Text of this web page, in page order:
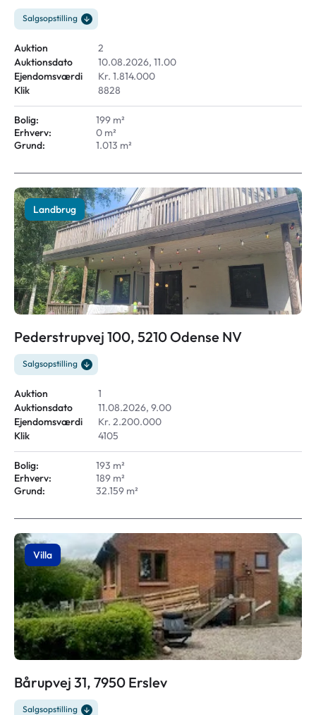
Salgsopstilling
Auktion
2
Auktionsdato
10.08.2026, 11.00
Ejendomsværdi
Kr. 1.814.000
Klik
8828
Bolig:
199 m²
Erhverv:
0 m²
Grund:
1.013 m²
Landbrug
Pederstrupvej 100, 5210 Odense NV
Salgsopstilling
Auktion
1
Auktionsdato
11.08.2026, 9.00
Ejendomsværdi
Kr. 2.200.000
Klik
4105
Bolig:
193 m²
Erhverv:
189 m²
Grund:
32.159 m²
Villa
Bårupvej 31, 7950 Erslev
Salgsopstilling